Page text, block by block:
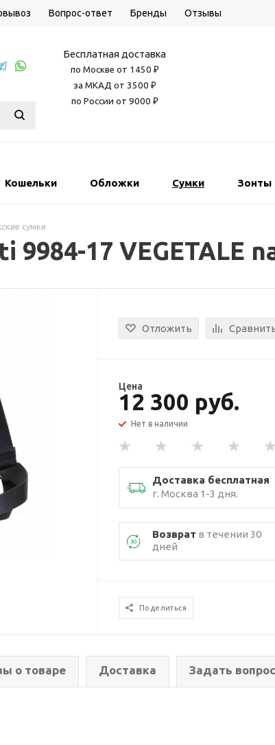
Вопрос-ответ Бренды Отзывы
Бесплатная доставка
по Москве от 1450 ₽
за МКАД от 3500 ₽
по России от 9000 ₽
Кошельки Обложки Сумки Зонты
сумки
17 VEGETALE
Отложить
Цена
12 300 руб.
Нет в наличии
Доставка бесплатная
г. Москва 1-3 дня.
Возврат в течении 30
дней
Поделиться
о товаре Доставка Задать вопрос